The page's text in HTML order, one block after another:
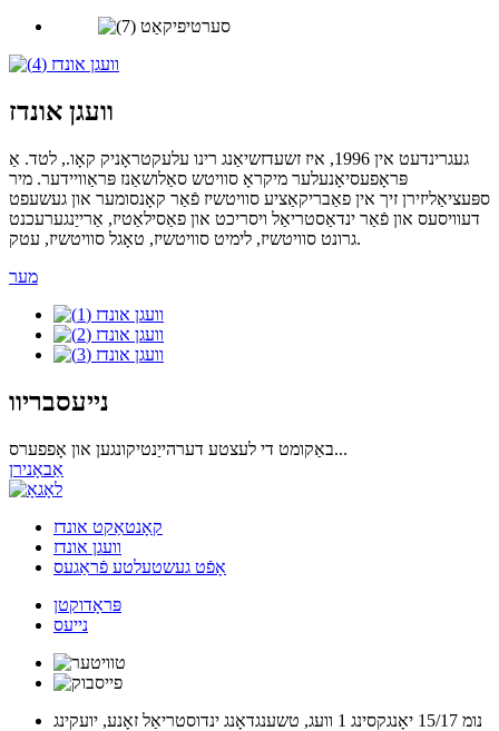
וועגן אונדז
געגרינדעט אין 1996, איז זשעדזשיאַנג רינו עלעקטראָניק קאָו., לטד. אַ
פּראָפעסיאָנעלער מיקראָ סוויטש סאַלושאַנז פּראַוויידער. מיר
ספּעציאַליזירן זיך אין פאַבריקאַציע סוויטשיז פֿאַר קאָנסומער און געשעפט
דעוויסעס און פֿאַר ינדאַסטריאַל ויסריכט און פאַסילאַטיז, אַרייַנגערעכנט
גרונט סוויטשיז, לימיט סוויטשיז, טאָגל סוויטשיז, עטק.
מער
נייעסבריוו
באַקומט די לעצטע דערהייַנטיקונגען און אָפפערס...
אַבאָנירן
קאָנטאַקט אונדז
וועגן אונדז
אָפֿט געשטעלטע פֿראַגעס
פּראָדוקטן
נייעס
נומ 15/17 יאָנגקסינג 1 וועג, טשענגדאָנג ינדוסטריאַל זאָנע, יועקינג